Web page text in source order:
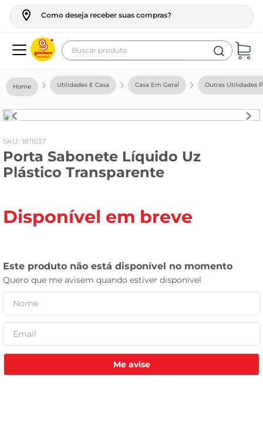
Como deseja receber suas compras?
Buscar produto
Utilidades E Casa Casa Em Geral Outras Utilidades
: 1811637
Porta Sabonete Líquido Uz
Plástico Transparente
Disponível em breve
Me avise
geladeira
fogao
café
cerveja
leite
leite pó